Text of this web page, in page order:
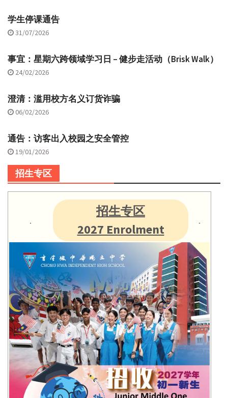
学生停课通告
31/07/2026
事宜：星期六跨领域学习日 – 健步走活动（Brisk Walk）
24/02/2026
澄清：滥用校方名义订货诈骗
06/02/2026
通告：访客出入校园之安全管控
19/01/2026
招生专区
招生专区
2027 Enrolment